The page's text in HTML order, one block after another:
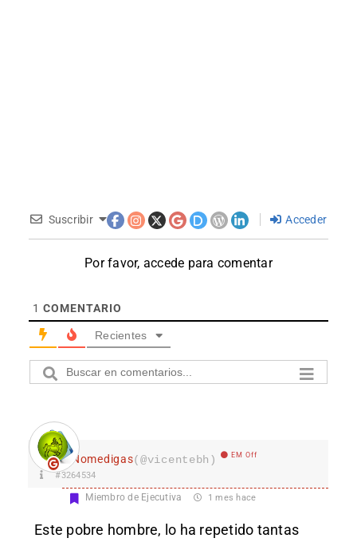
Suscribir Acceder
Por favor, accede para comentar
1 COMENTARIO
Recientes
Nomedigas(@vicentebh) EM Off
#3264534
Miembro de Ejecutiva 1 mes hace
Este pobre hombre, lo ha repetido tantas